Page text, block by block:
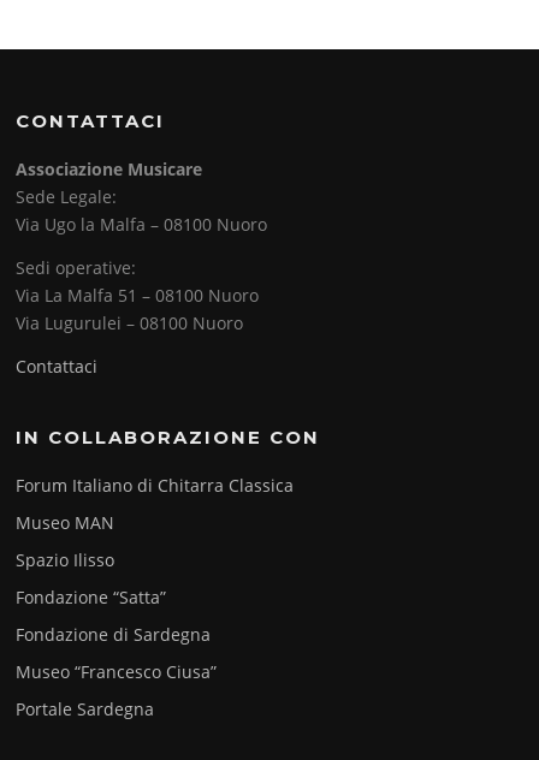
CONTATTACI
Associazione Musicare
Sede Legale:
Via Ugo la Malfa – 08100 Nuoro
Sedi operative:
Via La Malfa 51 – 08100 Nuoro
Via Lugurulei – 08100 Nuoro
Contattaci
IN COLLABORAZIONE CON
Forum Italiano di Chitarra Classica
Museo MAN
Spazio Ilisso
Fondazione “Satta”
Fondazione di Sardegna
Museo “Francesco Ciusa”
Portale Sardegna